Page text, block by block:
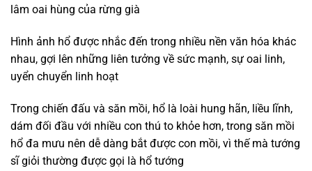
lâm oai hùng của rừng già
Hình ảnh hổ được nhắc đến trong nhiều nền văn hóa khác
nhau, gợi lên những liên tưởng về sức mạnh, sự oai linh,
uyển chuyển linh hoạt
Trong chiến đấu và săn mồi, hổ là loài hung hãn, liều lĩnh,
dám đối đầu với nhiều con thú to khỏe hơn, trong săn mồi
hổ đa mưu nên dễ dàng bắt được con mồi, vì thế mà tướng
sĩ giỏi thường được gọi là hổ tướng